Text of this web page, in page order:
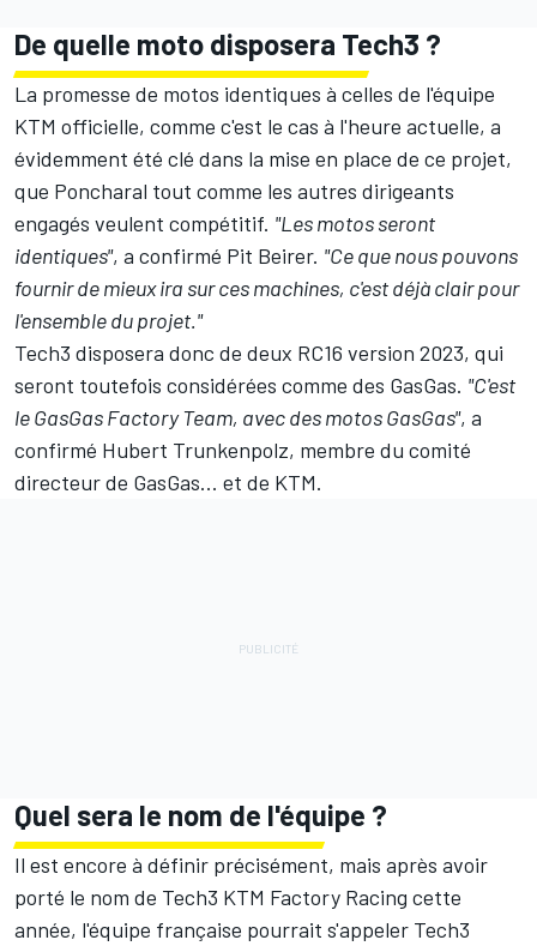
De quelle moto disposera Tech3 ?
La promesse de motos identiques à celles de l'équipe
KTM officielle, comme c'est le cas à l'heure actuelle, a
évidemment été clé dans la mise en place de ce projet,
que Poncharal tout comme les autres dirigeants
engagés veulent compétitif. "Les motos seront
identiques", a confirmé Pit Beirer. "Ce que nous pouvons
fournir de mieux ira sur ces machines, c'est déjà clair pour
l'ensemble du projet."
Tech3 disposera donc de deux RC16 version 2023, qui
seront toutefois considérées comme des GasGas. "C'est
le GasGas Factory Team, avec des motos GasGas", a
confirmé Hubert Trunkenpolz, membre du comité
directeur de GasGas... et de KTM.
Quel sera le nom de l'équipe ?
Il est encore à définir précisément, mais après avoir
porté le nom de Tech3 KTM Factory Racing cette
année, l'équipe française pourrait s'appeler Tech3